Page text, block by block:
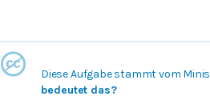
Diese Aufgabe stammt vom
bedeutet das?